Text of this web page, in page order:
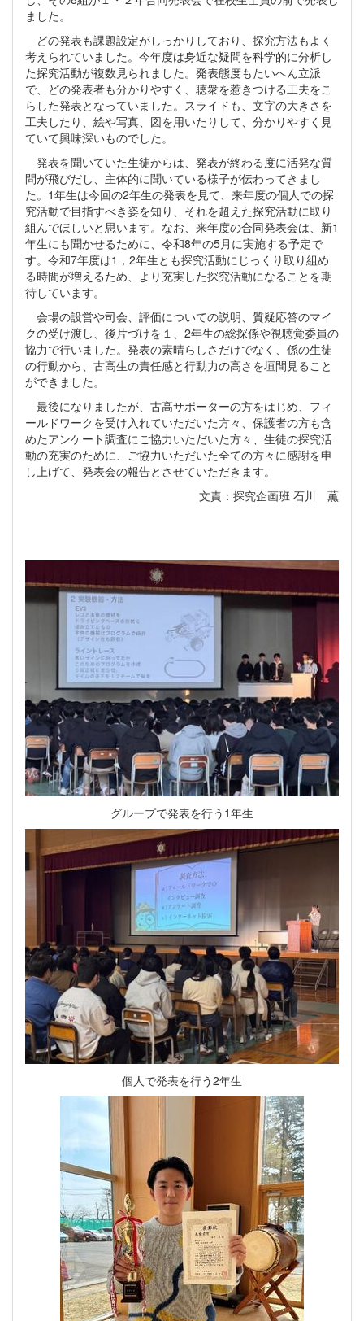
ました。
どの発表も課題設定がしっかりしており、探究方法もよく
考えられていました。今年度は身近な疑問を科学的に分析し
た探究活動が複数見られました。発表態度もたいへん立派
で、どの発表者も分かりやすく、聴衆を惹きつける工夫をこ
らした発表となっていました。スライドも、文字の大きさを
工夫したり、絵や写真、図を用いたりして、分かりやすく見
ていて興味深いものでした。
発表を聞いていた生徒からは、発表が終わる度に活発な質
問が飛びだし、主体的に聞いている様子が伝わってきまし
た。1年生は今回の2年生の発表を見て、来年度の個人での探
究活動で目指すべき姿を知り、それを超えた探究活動に取り
組んでほしいと思います。なお、来年度の合同発表会は、新1
年生にも聞かせるために、令和8年の5月に実施する予定で
す。令和7年度は1，2年生とも探究活動にじっくり取り組め
る時間が増えるため、より充実した探究活動になることを期
待しています。
会場の設営や司会、評価についての説明、質疑応答のマイ
クの受け渡し、後片づけを１、2年生の総探係や視聴覚委員の
協力で行いました。発表の素晴らしさだけでなく、係の生徒
の行動から、古高生の責任感と行動力の高さを垣間見ること
ができました。
最後になりましたが、古高サポーターの方をはじめ、フィ
ールドワークを受け入れていただいた方々、保護者の方も含
めたアンケート調査にご協力いただいた方々、生徒の探究活
動の充実のために、ご協力いただいた全ての方々に感謝を申
し上げて、発表会の報告とさせていただきます。
文責：探究企画班 石川 薫
グループで発表を行う1年生
個人で発表を行う2年生